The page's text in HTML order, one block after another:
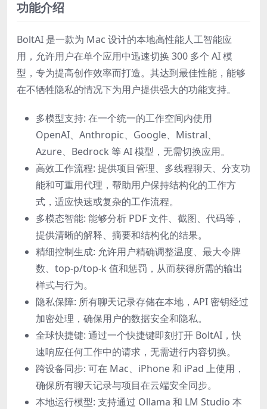
功能介绍
BoltAI 是一款为 Mac 设计的本地高性能人工智能应
用，允许用户在单个应用中迅速切换 300 多个 AI 模
型，专为提高创作效率而打造。其达到最佳性能，能够
在不牺牲隐私的情况下为用户提供强大的功能支持。
多模型支持: 在一个统一的工作空间内使用
OpenAI、Anthropic、Google、Mistral、
Azure、Bedrock 等 AI 模型，无需切换应用。
高效工作流程: 提供项目管理、多线程聊天、分支功
能和可重用代理，帮助用户保持结构化的工作方
式，适应快速或复杂的工作流程。
多模态智能: 能够分析 PDF 文件、截图、代码等，
提供清晰的解释、摘要和结构化的结果。
精细控制生成: 允许用户精确调整温度、最大令牌
数、top-p/top-k 值和惩罚，从而获得所需的输出
样式与行为。
隐私保障: 所有聊天记录存储在本地，API 密钥经过
加密处理，确保用户的数据安全和隐私。
全球快捷键: 通过一个快捷键即刻打开 BoltAI，快
速响应任何工作中的请求，无需进行内容切换。
跨设备同步: 可在 Mac、iPhone 和 iPad 上使用，
确保所有聊天记录与项目在云端安全同步。
本地运行模型: 支持通过 Ollama 和 LM Studio 本